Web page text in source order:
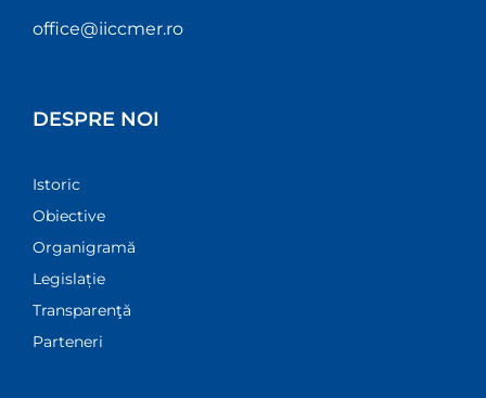
office@iiccmer.ro
DESPRE NOI
Istoric
Obiective
Organigramă
Legislație
Transparenţă
Parteneri